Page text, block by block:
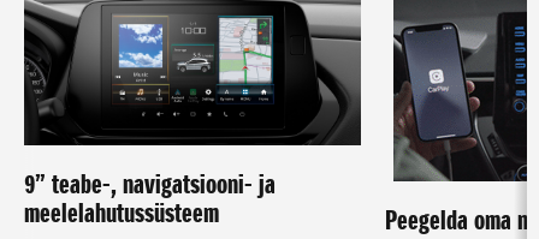
9” teabe-, navigatsiooni- ja
meelelahutussüsteem
Peegelda oma